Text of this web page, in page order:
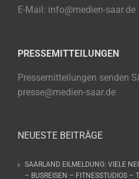
E-Mail: info@medien-saar.de
PRESSEMITTEILUNGEN
Pressemitteilungen senden
presse@medien-saar.de
NEUESTE BEITRÄGE
SAARLAND EILMELDUNG: VIELE
– BUSREISEN – FITNESSTUDIOS –